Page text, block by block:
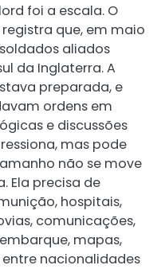
foi a escala. O
registra que, em maio
aliados
da Inglaterra. A
preparada, e
ordens em
e discussões
mas pode
não se move
Ela precisa de
hospitais,
comunicações,
mapas,
nacionalidades